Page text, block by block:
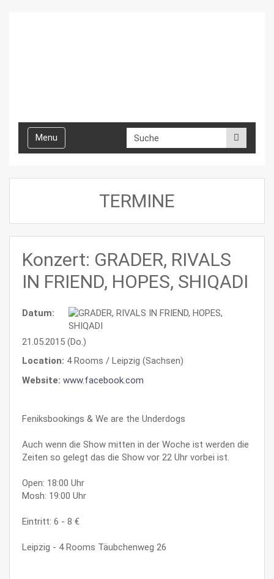
Toggle
navigation
Menu
TERMINE
Konzert: GRADER, RIVALS
IN FRIEND, HOPES, SHIQADI
Datum:
21.05.2015 (Do.)
Location: 4 Rooms / Leipzig (Sachsen)
Website: www.facebook.com
Feniksbookings & We are the Underdogs
Auch wenn die Show mitten in der Woche ist werden die
Zeiten so gelegt das die Show vor 22 Uhr vorbei ist.
Open: 18:00 Uhr
Mosh: 19:00 Uhr
Eintritt: 6 - 8 €
Leipzig - 4 Rooms Täubchenweg 26